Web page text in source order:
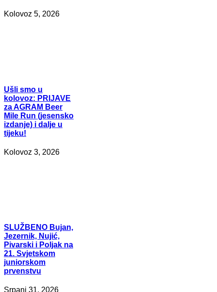
Kolovoz 5, 2026
Ušli smo u
kolovoz: PRIJAVE
za AGRAM Beer
Mile Run (jesensko
izdanje) i dalje u
tijeku!
Kolovoz 3, 2026
SLUŽBENO Bujan,
Jezernik, Nujić,
Pivarski i Poljak na
21. Svjetskom
juniorskom
prvenstvu
Srpanj 31, 2026